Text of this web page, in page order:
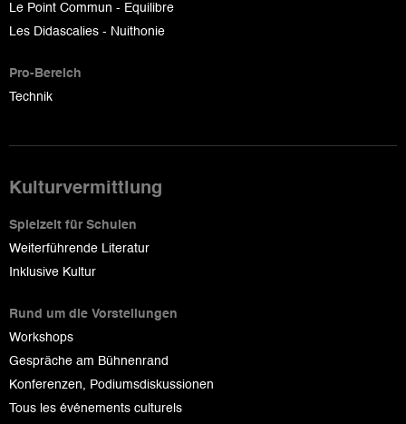
Le Point Commun - Equilibre
Les Didascalies - Nuithonie
Pro-Bereich
Technik
Kulturvermittlung
Spielzeit für Schulen
Weiterführende Literatur
Inklusive Kultur
Rund um die Vorstellungen
Workshops
Gespräche am Bühnenrand
Konferenzen, Podiumsdiskussionen
Tous les événements culturels